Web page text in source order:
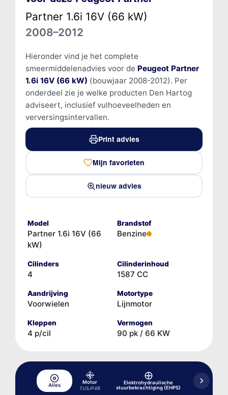
Partner 1.6i 16V (66 kW)
2008–2012
Hieronder vind je het complete
smeermiddelenadvies voor de Peugeot Partner
1.6i 16V (66 kW) (bouwjaar 2008-2012). Per
onderdeel zie je welke producten Den Hartog
adviseert, inclusief vulhoeveelheden en
verversingsintervallen.
Print advies
Mijn favorieten
nieuw advies
Model
Partner 1.6i 16V (66
kW)
Brandstof
Benzine
Cilinders
4
Cilinderinhoud
1587 CC
Aandrijving
Voorwielen
Motortype
Lijnmotor
Kleppen
4 p/cil
Vermogen
90 pk / 66 KW
Alles
Motor
TU5JP4B
Elektrohydraulische
stuurbekrachtiging (EHPS)
Hydraulisch